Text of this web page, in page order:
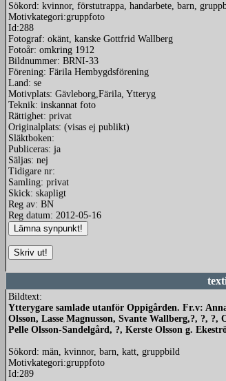
Sökord: kvinnor, förstutrappa, handarbete, barn,
Motivkategori:gruppfoto
Id:288
Fotograf: okänt, kanske Gottfrid Wallberg
Fotoår: omkring 1912
Bildnummer: BRNI-33
Förening: Färila Hembygdsförening
Land: se
Motivplats: Gävleborg,Färila, Ytteryg
Teknik: inskannat foto
Rättighet: privat
Originalplats: (visas ej publikt)
Släktboken:
Publiceras: ja
Säljas: nej
Tidigare nr:
Samling: privat
Skick: skapligt
Reg av: BN
Reg datum: 2012-05-16
Bildtext:
Ytterygare samlade utanför Oppigården. Fr.v:
Olsson, Lasse Magnusson, Svante Wallberg,?, ?,
Pelle Olsson-Sandelgård, ?, Kerste Olsson g.
Sökord: män, kvinnor, barn, katt, gruppbild
Motivkategori:gruppfoto
Id:289